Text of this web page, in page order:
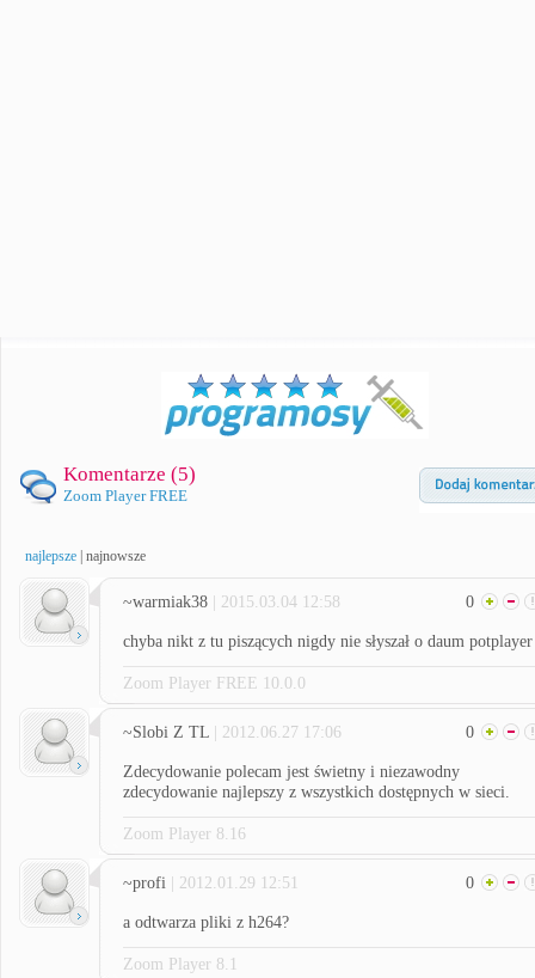
Komentarze (5)
Zoom Player FREE
najlepsze najnowsze
~warmiak38 | 2015.03.04 12:58 0
chyba nikt z tu piszących nigdy nie słyszał o daum potplayer
Zoom Player FREE 10.0.0
~Slobi Z TL | 2012.06.27 17:06 0
Zdecydowanie polecam jest świetny i niezawodny
zdecydowanie najlepszy z wszystkich dostępnych w sieci.
Zoom Player 8.16
~profi | 2012.01.29 12:51 0
a odtwarza pliki z h264?
Zoom Player 8.1